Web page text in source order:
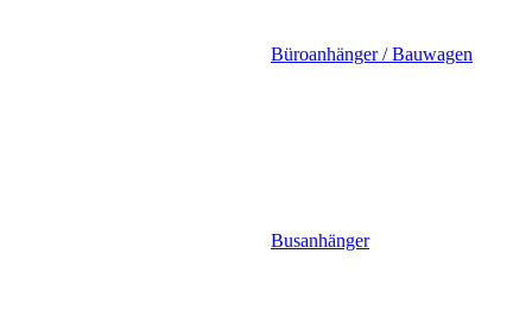
Büroanhänger / Bauwagen
Busanhänger